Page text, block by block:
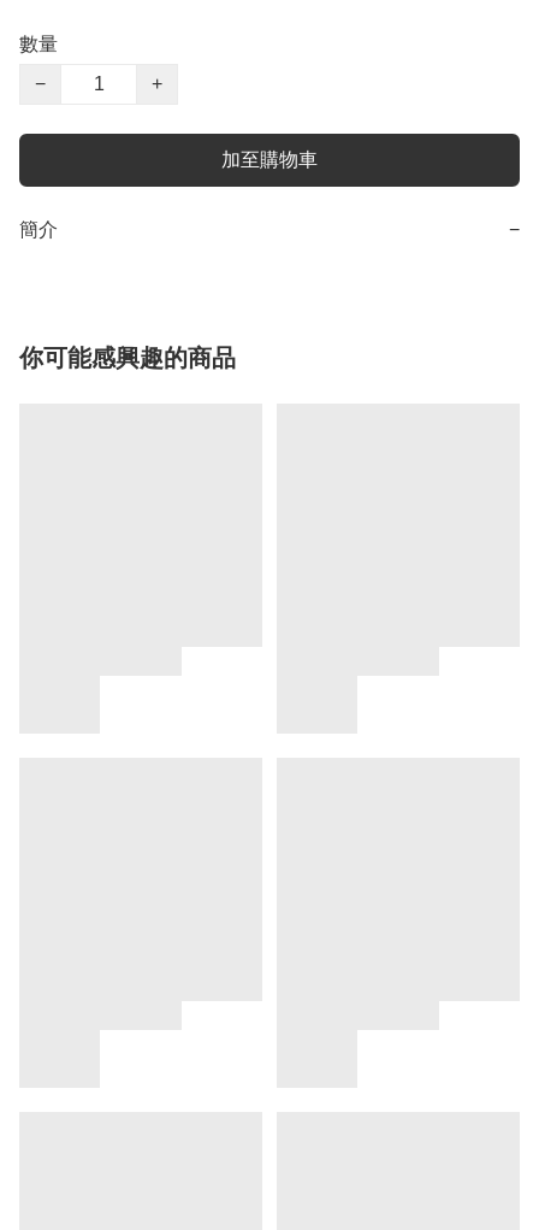
數量
−
+
加至購物車
簡介 −
你可能感興趣的商品